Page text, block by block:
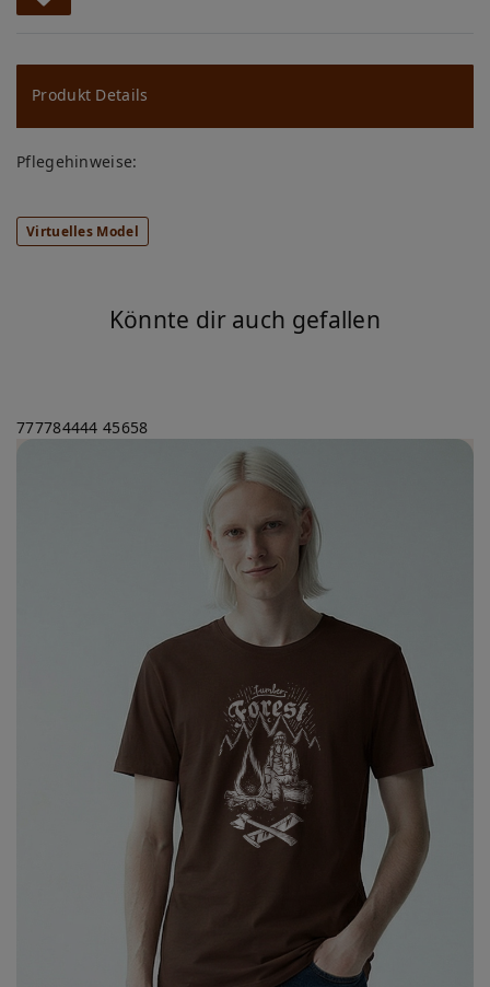
W
u
ns
ch
lis
te
Produkt Details
Pflegehinweise:
Virtuelles Model
Könnte dir auch gefallen
777784444 45658